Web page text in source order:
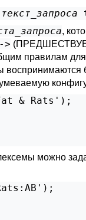
текст_запроса
,
>
правилам
& Rats');
можно